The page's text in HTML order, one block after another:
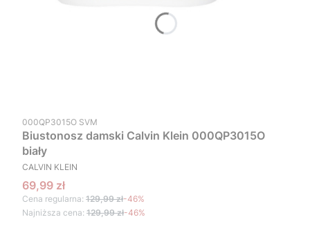
Kod produktu
000QP3015O SVM
Biustonosz damski Calvin Klein 000QP3015O
biały
PRODUCENT
CALVIN KLEIN
Cena promocyjna
69,99 zł
Cena regularna: 129,99 zł-46%
Najniższa cena: 129,99 zł-46%